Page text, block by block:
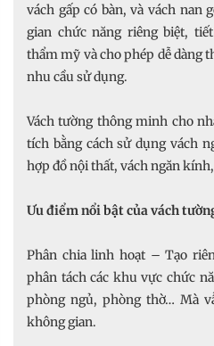
vách gấp có bàn, và vách nan
gian chức năng riêng biệt,
thẩm mỹ và cho phép dễ dàng
nhu cầu sử dụng.
Vách tường thông minh cho
tích bằng cách sử dụng vách
hợp đồ nội thất, vách ngăn
Ưu điểm nổi bật của vách
Phân chia linh hoạt – Tạo
phân tách các khu vực chức
phòng ngủ, phòng thờ… Mà
không gian.